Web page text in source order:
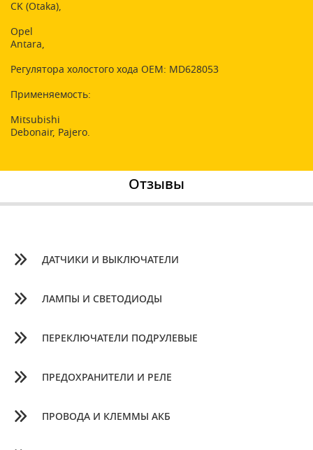
CK (Otaka),
Opel
Antara,
Регулятора холостого хода OEM: MD628053
Применяемость:
Mitsubishi
Debonair, Pajero.
Отзывы
ДАТЧИКИ И ВЫКЛЮЧАТЕЛИ
ЛАМПЫ И СВЕТОДИОДЫ
ПЕРЕКЛЮЧАТЕЛИ ПОДРУЛЕВЫЕ
ПРЕДОХРАНИТЕЛИ И РЕЛЕ
ПРОВОДА И КЛЕММЫ АКБ